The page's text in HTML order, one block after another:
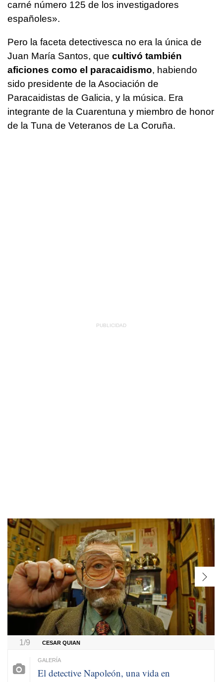
carné número 125 de los investigadores
españoles».
Pero la faceta detectivesca no era la única de
Juan María Santos, que cultivó también
aficiones como el paracaidismo, habiendo
sido presidente de la Asociación de
Paracaidistas de Galicia, y la música. Era
integrante de la Cuarentuna y miembro de honor
de la Tuna de Veteranos de La Coruña.
1/9 CESAR QUIAN
El detective Napoleón, una vida en